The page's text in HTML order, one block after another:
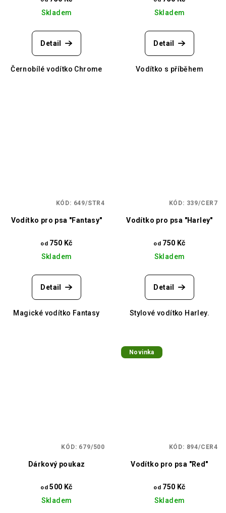
Skladem
Detail
Černobílé vodítko Chrome
Skladem
Detail
Vodítko s příběhem
Vodítko pro psa "Fantasy"
od 750 Kč
Skladem
Detail
Magické vodítko Fantasy
KÓD: 649/STR4
Vodítko pro psa "Harley"
od 750 Kč
Skladem
Detail
Stylové vodítko Harley.
KÓD: 339/CER7
Dárkový poukaz
od 500 Kč
Skladem
KÓD: 679/500
Novinka
Vodítko pro psa "Red"
od 750 Kč
Skladem
KÓD: 894/CER4